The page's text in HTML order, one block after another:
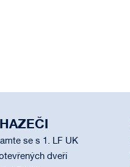
se s 1. LF UK
dveří